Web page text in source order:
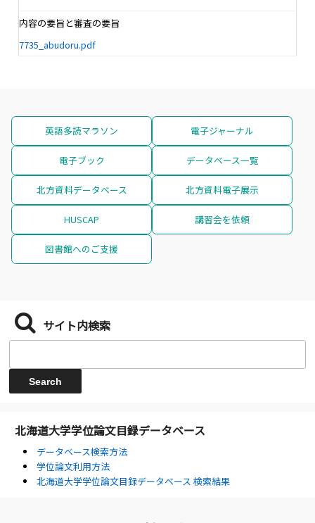
内容の要旨と審査の要旨
7735_abudoru.pdf
英語多読マラソン 電子ジャーナル
電子ブック データベース一覧
北方資料データベース 北方資料電子展示
HUSCAP 講習会を依頼
図書館へのご支援
サイト内検索
北海道大学学位論文目録データベース
データベース検索方法
学位論文利用方法
北海道大学学位論文目録データベース 検索結果